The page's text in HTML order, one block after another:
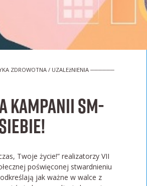
ZDROWOTNA / UZALEżNIENIA ──────
kampanii SM-
Twoje życie!” realizatorzy VII
poświęconej stwardnieniu
jak ważne w walce z